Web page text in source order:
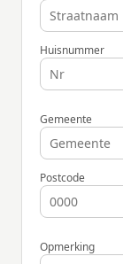
Huisnummer
Gemeente
Postcode
Opmerking